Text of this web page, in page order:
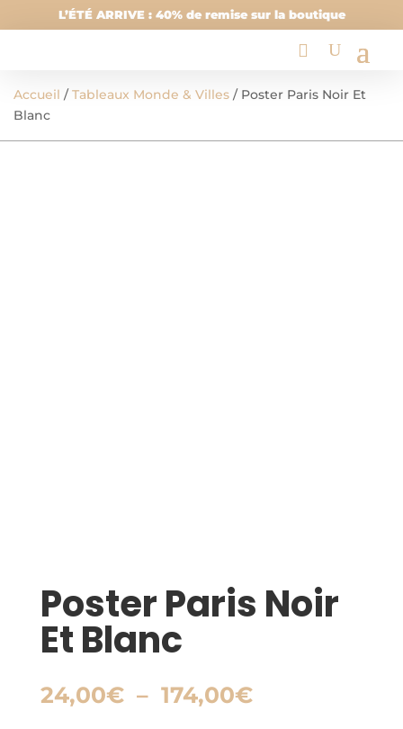
L’ÉTÉ ARRIVE : 40% de remise sur la boutique
Accueil /Tableaux Monde & Villes / Poster Paris Noir Et
Blanc
Poster Paris Noir
Et Blanc
24,00€ – 174,00€Plage